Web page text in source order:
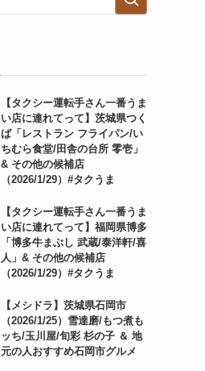
【タクシー運転手さん一番うま
い店に連れてって】茨城県つく
ば「レストラン フライパン/い
ちむら食堂/田舎の台所 零壱」
& その他の候補店
（2026/1/29）#タクうま
【タクシー運転手さん一番うま
い店に連れてって】福岡県博多
「博多牛まぶし 武蔵/泰洋軒/喜
人」& その他の候補店
（2026/1/29）#タクうま
【メシドラ】茨城県石岡市
（2026/1/25）雪達磨/もつ煮も
ッち/玉川屋/旬彩 杉の子 ＆ 地
元の人おすすめ石岡市グルメ